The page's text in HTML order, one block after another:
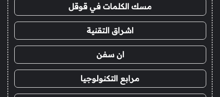
مسك الكلمات في قوقل
اشراق التقنية
ان سفن
مرابع التكنولوجيا